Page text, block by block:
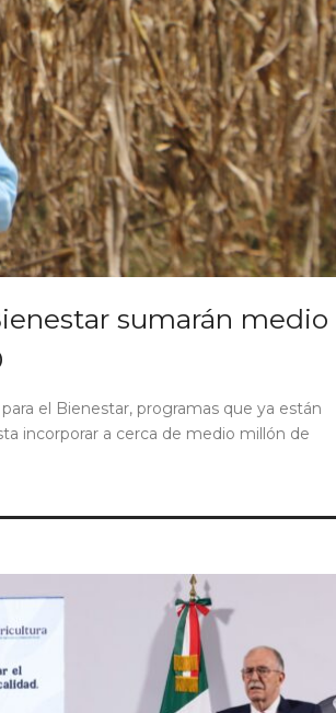
sumarán medio
el Bienestar, programas que ya están
incorporar a cerca de medio millón de